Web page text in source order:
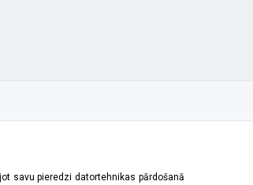
savu pieredzi datortehnikas pārdošanā